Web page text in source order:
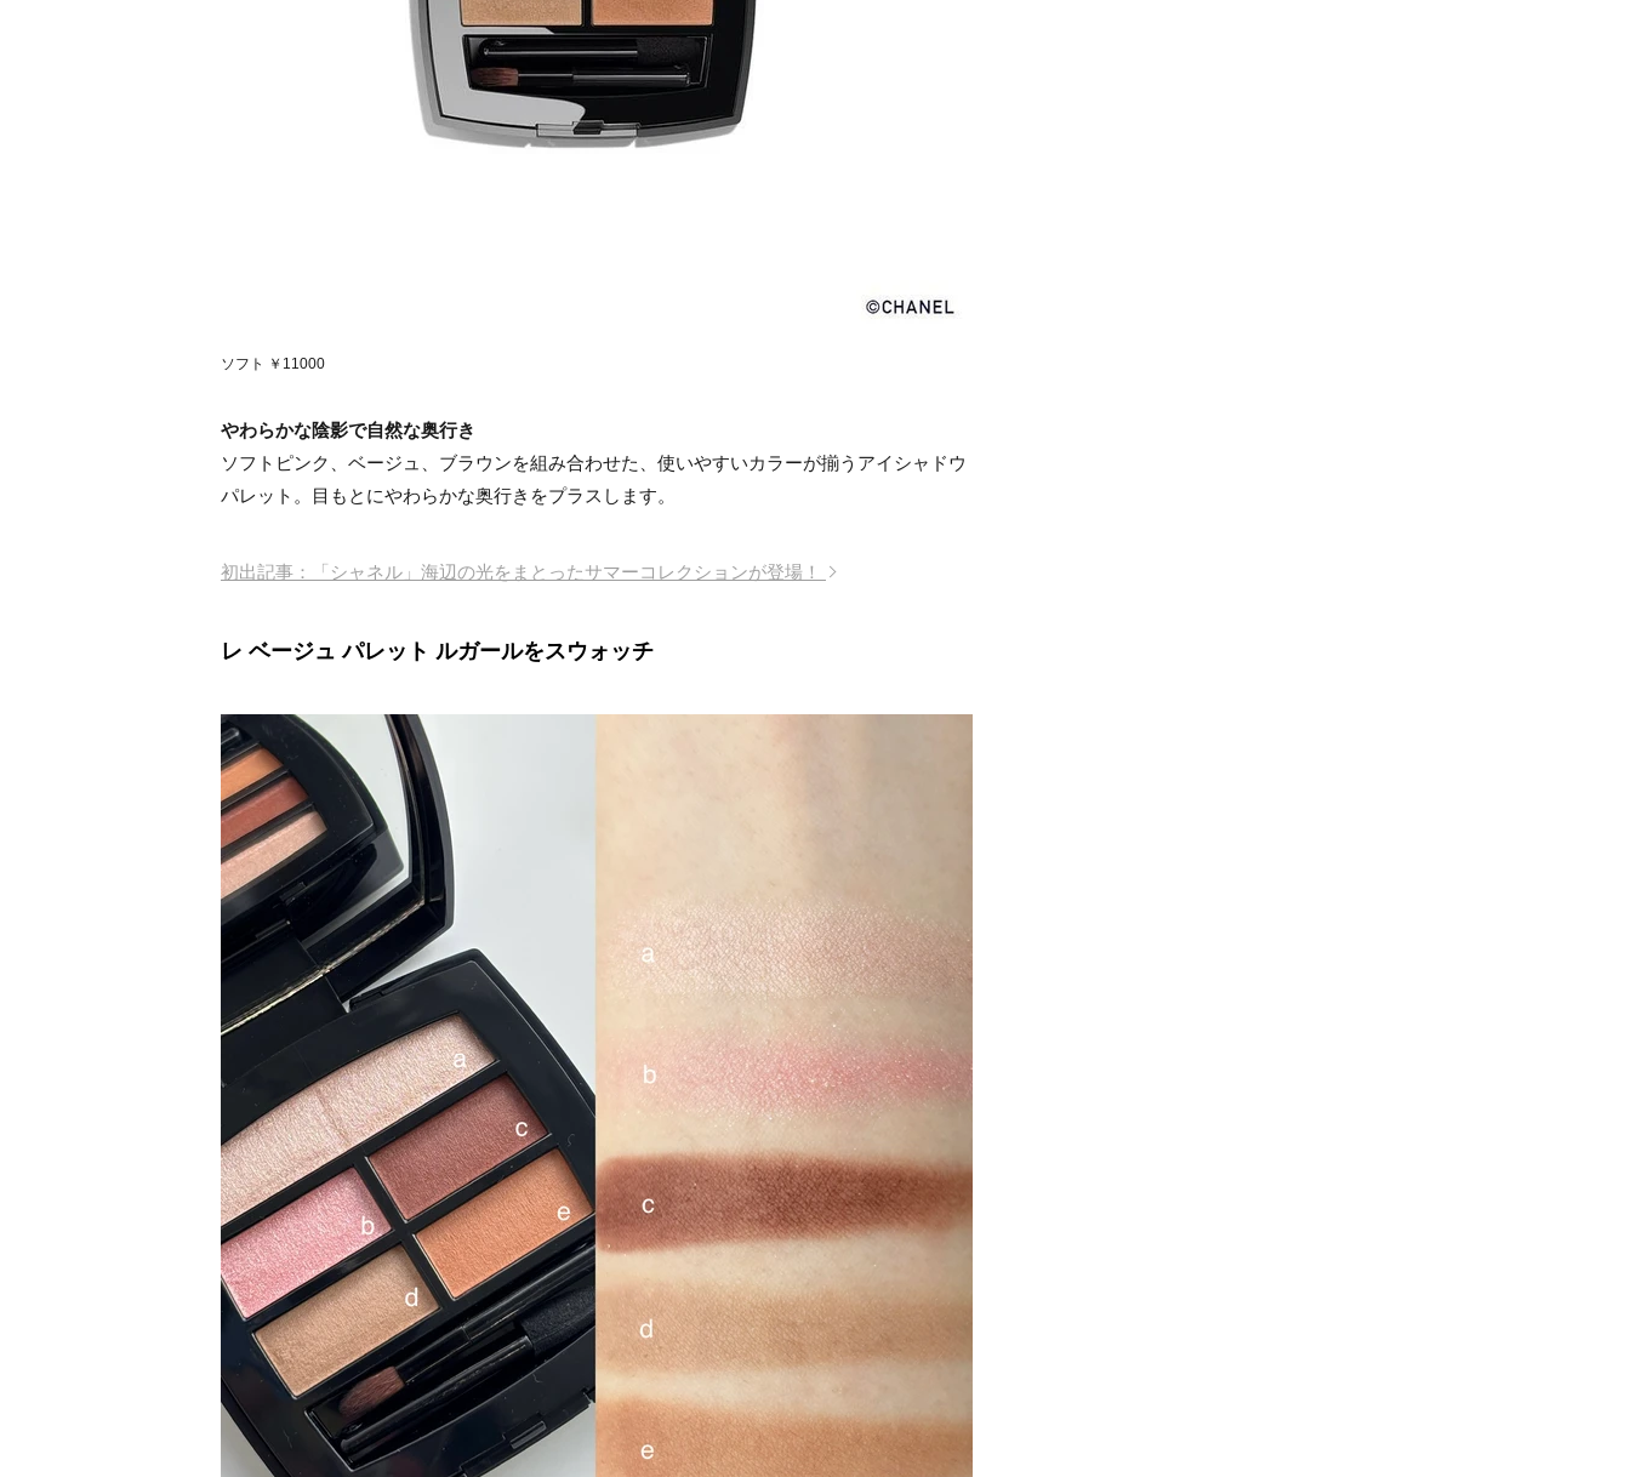
ソフト ￥11000
やわらかな陰影で自然な奥行き
ソフトピンク、ベージュ、ブラウンを組み合わせた、使いやすいカラーが揃うアイシャドウ
パレット。目もとにやわらかな奥行きをプラスします。
初出記事：「シャネル」海辺の光をまとったサマーコレクションが登場！
レ ベージュ パレット ルガールをスウォッチ